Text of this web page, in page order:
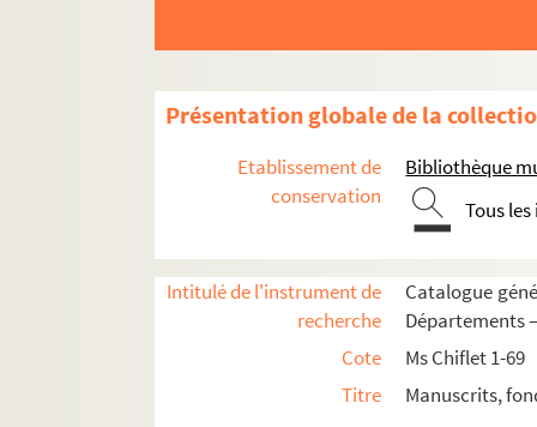
Présentation globale de la
Etablissement de
conservation
Bibliothèque
Tous
Intitulé de l'instrument de
recherche
Catalogue
Départements
Cote
Ms Chiflet 1-69
Titre
Manuscrits,
98. « Recevimiento que hiço el rey don
102. « Recevimiento de la reyna doña
114. « Relacion de la solemne
120. « El modo que tiene el rey
123. « De la journée qui se tint à
140. « Autre journal des choses plus
163. « Copie du pouvoir donné à